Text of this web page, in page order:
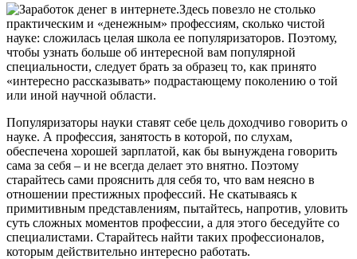
Здесь повезло не столько
практическим и «денежным» профессиям, сколько чистой
науке: сложилась целая школа ее популяризаторов. Поэтому,
чтобы узнать больше об интересной вам популярной
специальности, следует брать за образец то, как принято
«интересно рассказывать» подрастающему поколению о той
или иной научной области.
Популяризаторы науки ставят себе цель доходчиво говорить о
науке. А профессия, занятость в которой, по слухам,
обеспечена хорошей зарплатой, как бы вынуждена говорить
сама за себя – и не всегда делает это внятно. Поэтому
старайтесь сами прояснить для себя то, что вам неясно в
отношении престижных профессий. Не скатываясь к
примитивным представлениям, пытайтесь, напротив, уловить
суть сложных моментов профессии, а для этого беседуйте со
специалистами. Старайтесь найти таких профессионалов,
которым действительно интересно работать.